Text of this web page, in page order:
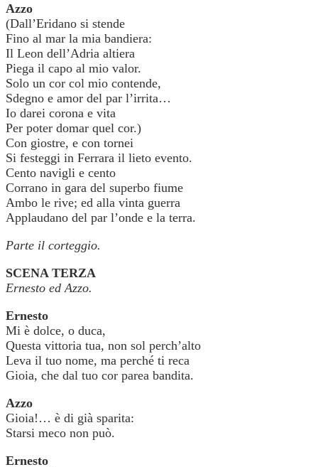
Azzo
(Dall’Eridano si stende
Fino al mar la mia bandiera:
Il Leon dell’Adria altiera
Piega il capo al mio valor.
Solo un cor col mio contende,
Sdegno e amor del par l’irrita…
Io darei corona e vita
Per poter domar quel cor.)
Con giostre, e con tornei
Si festeggi in Ferrara il lieto evento.
Cento navigli e cento
Corrano in gara del superbo fiume
Ambo le rive; ed alla vinta guerra
Applaudano del par l’onde e la terra.
Parte il corteggio.
SCENA TERZA
Ernesto ed Azzo.
Ernesto
Mi è dolce, o duca,
Questa vittoria tua, non sol perch’alto
Leva il tuo nome, ma perché ti reca
Gioia, che dal tuo cor parea bandita.
Azzo
Gioia!… è di già sparita:
Starsi meco non può.
Ernesto